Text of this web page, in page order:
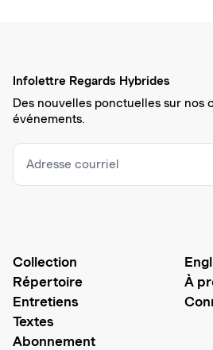
Infolettre Regards Hybrides
Des nouvelles ponctuelles sur nos
événements.
Collection
Répertoire
Entretiens
Textes
Abonnement
À